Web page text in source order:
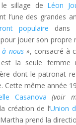
sillage de Léon
l’une des grandes
populaire dans
jouer son propre
à nous», consacré à
est la seule femme
dont le patronat
Cette même année
Casanova (voir
création de l’Union
prend la